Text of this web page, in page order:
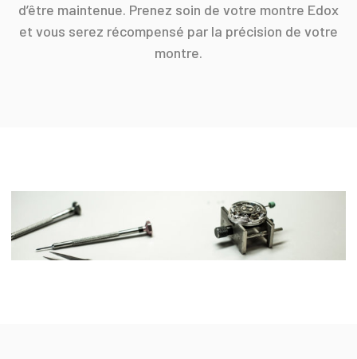
d’être maintenue. Prenez soin de votre montre Edox
et vous serez récompensé par la précision de votre
montre.